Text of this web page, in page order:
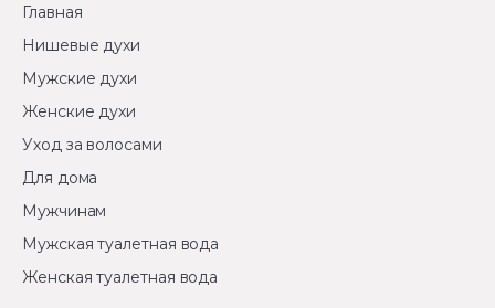
Главная
Нишевые духи
Мужские духи
Женские духи
Уход за волосами
Для дома
Мужчинам
Мужская туалетная вода
Женская туалетная вода